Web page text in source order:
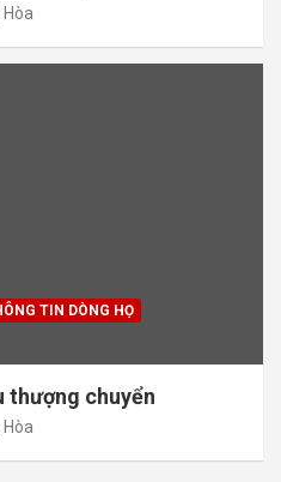
TIN DÒNG HỌ
thượng chuyển